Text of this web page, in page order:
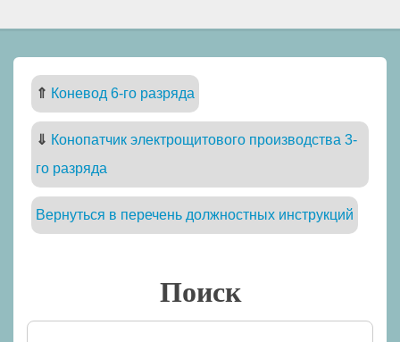
⇑ Коневод 6-го разряда
⇓ Конопатчик электрощитового производства 3-
го разряда
Вернуться в перечень должностных инструкций
Поиск